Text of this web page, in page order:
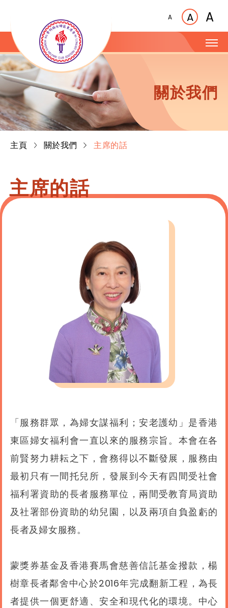
A A A
關於我們
主頁 關於我們 主席的話
主席的話
「服務群眾，為婦女謀福利；安老護幼」是香港
東區婦女福利會一直以來的服務宗旨。本會在各
前賢努力耕耘之下，會務得以不斷發展，服務由
最初只有一間托兒所，發展到今天有四間受社會
福利署資助的長者服務單位，兩間受教育局資助
及社署部份資助的幼兒園，以及兩項自負盈虧的
長者及婦女服務。
蒙獎券基金及香港賽馬會慈善信託基金撥款，楊
樹章長者鄰舍中心於2016年完成翻新工程，為長
者提供一個更舒適、安全和現代化的環境。中心